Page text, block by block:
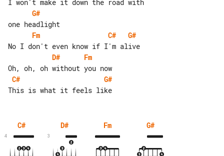
G#
Fm
C#
G#
D#
Fm
C#
G#
C#
4
D#
3
Fm G#